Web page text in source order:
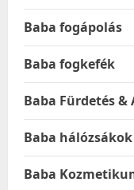
Baba fogápolás
Baba fogkefék
Baba Fürdetés &
Baba hálózsákok
Baba